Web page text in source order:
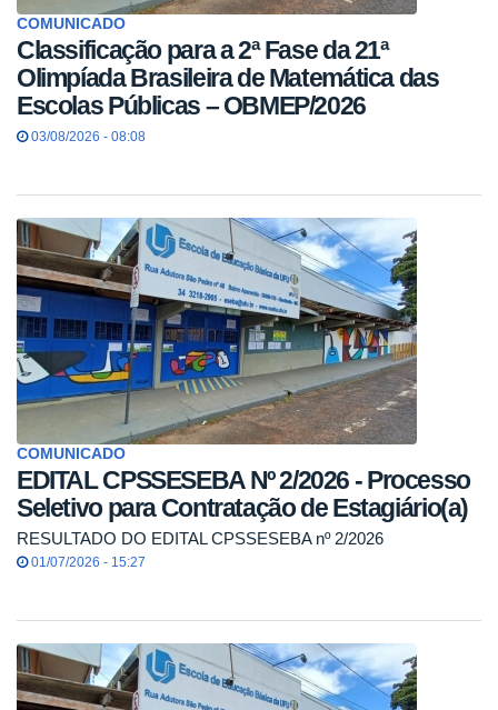
COMUNICADO
Classificação para a 2ª Fase da 21ª
Olimpíada Brasileira de Matemática das
Escolas Públicas – OBMEP/2026
03/08/2026 - 08:08
COMUNICADO
EDITAL CPSSESEBA Nº 2/2026 - Processo
Seletivo para Contratação de Estagiário(a)
RESULTADO DO EDITAL CPSSESEBA nº 2/2026
01/07/2026 - 15:27